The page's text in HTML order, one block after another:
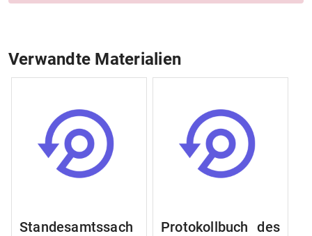
Verwandte Materialien
Standesamtssach
Protokollbuch des